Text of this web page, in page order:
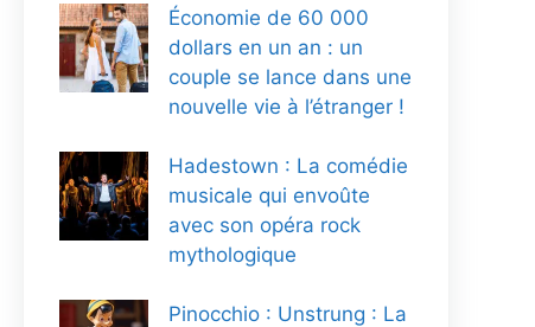
Économie de 60 000
dollars en un an : un
couple se lance dans une
nouvelle vie à l’étranger !
Hadestown : La comédie
musicale qui envoûte
avec son opéra rock
mythologique
Pinocchio : Unstrung : La